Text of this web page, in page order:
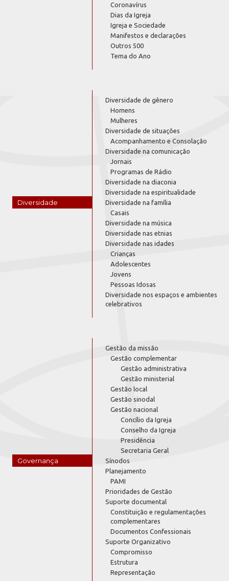
Coronavírus
Dias da Igreja
Igreja e Sociedade
Manifestos e declarações
Outros 500
Tema do Ano
Diversidade
Diversidade de gênero
Homens
Mulheres
Diversidade de situações
Acompanhamento e Consolação
Diversidade na comunicação
Jornais
Programas de Rádio
Diversidade na diaconia
Diversidade na espiritualidade
Diversidade na família
Casais
Diversidade na música
Diversidade nas etnias
Diversidade nas idades
Crianças
Adolescentes
Jovens
Pessoas Idosas
Diversidade nos espaços e ambientes
celebrativos
Governança
Gestão da missão
Gestão complementar
Gestão administrativa
Gestão ministerial
Gestão local
Gestão sinodal
Gestão nacional
Concílio da Igreja
Conselho da Igreja
Presidência
Secretaria Geral
Sínodos
Planejamento
PAMI
Prioridades de Gestão
Suporte documental
Constituição e regulamentações
complementares
Documentos Confessionais
Suporte Organizativo
Compromisso
Estrutura
Representação